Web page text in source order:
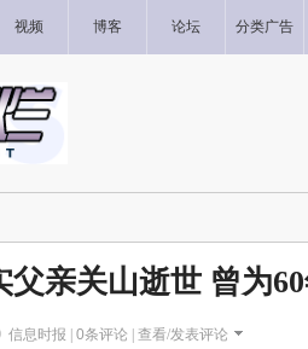
视频 博客 论坛 分类广告
父亲关山逝世 曾为
信息时报 | 0条评论 | 查看/发表评论